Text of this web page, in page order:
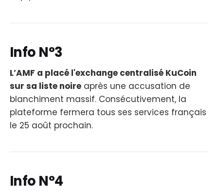
Info N°3
L’AMF a placé l'exchange centralisé KuCoin
sur sa liste noire après une accusation de
blanchiment massif. Consécutivement, la
plateforme fermera tous ses services français
le 25 août prochain.
Info N°4